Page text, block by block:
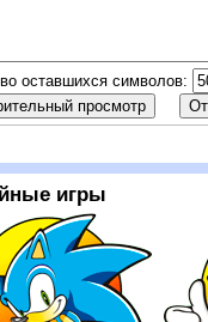
оставшихся символов:
игры